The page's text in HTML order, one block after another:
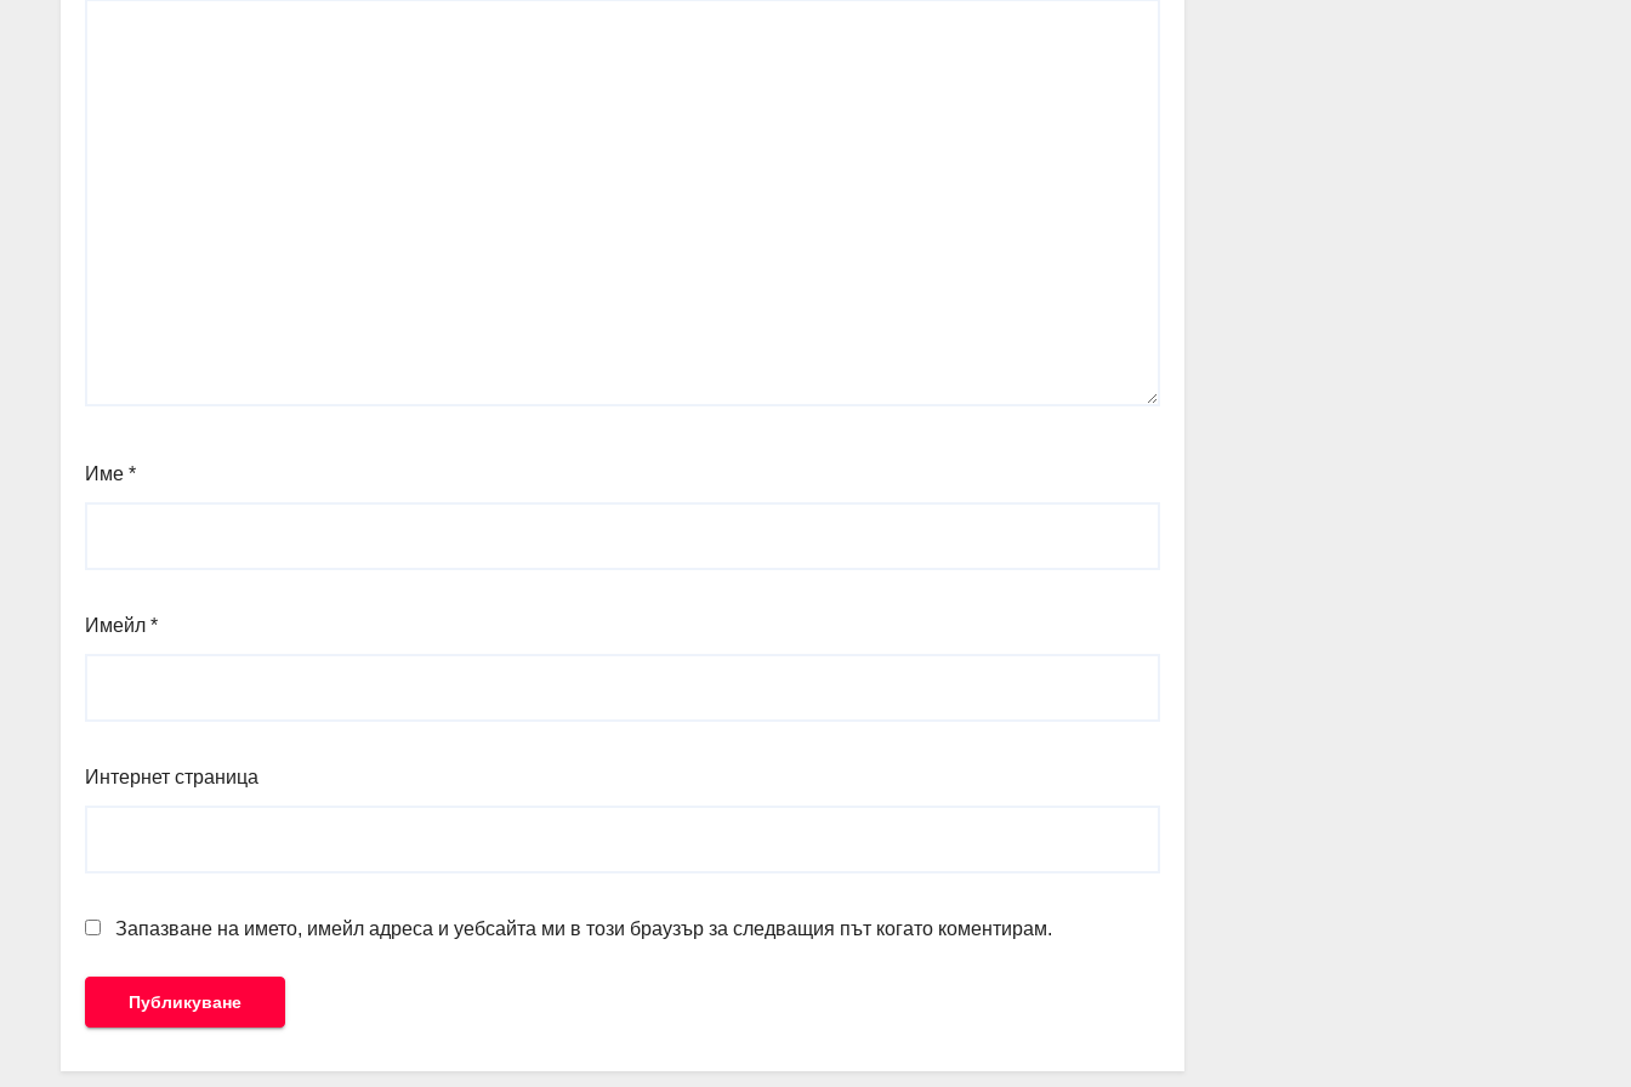
Име *
Имейл *
Интернет страница
Запазване на името, имейл адреса и уебсайта ми в този браузър за следващия път когато коментирам.